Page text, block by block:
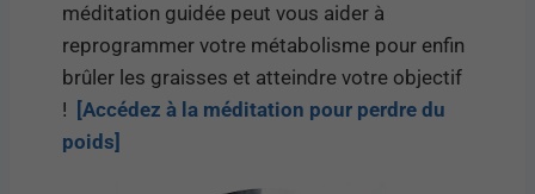
méditation guidée peut vous aider à
reprogrammer votre métabolisme pour enfin
brûler les graisses et atteindre votre objectif
! [Accédez à la méditation pour perdre du
poids]